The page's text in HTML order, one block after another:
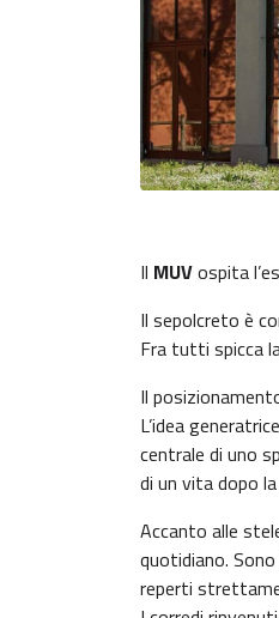
Il MUVospita
Il sepolcreto è
Fra tutti spicca
Il
L’idea
centrale di uno
di un vita dopo
Accanto alle
quotidiano.
reperti